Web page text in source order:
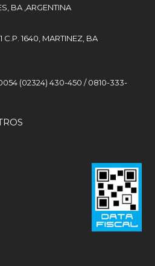
BA ,ARGENTINA
C.P. 1640, MARTINEZ, BA
(02324) 430-450 / 0810-333-